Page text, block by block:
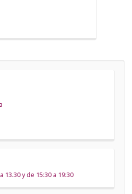
y de 15:30 a 19:30